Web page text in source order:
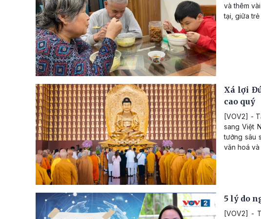
và thêm
tại, giữa
Xá lợi
cao quý
[VOV2] -
sang Việt
tưởng sâu
văn hoá và
5 lý do
[VOV2] -